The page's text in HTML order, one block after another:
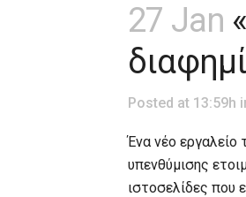
27 Jan
Posted at 13:59h
Ένα νέο εργαλείο
υπενθύμισης
ιστοσελίδες που